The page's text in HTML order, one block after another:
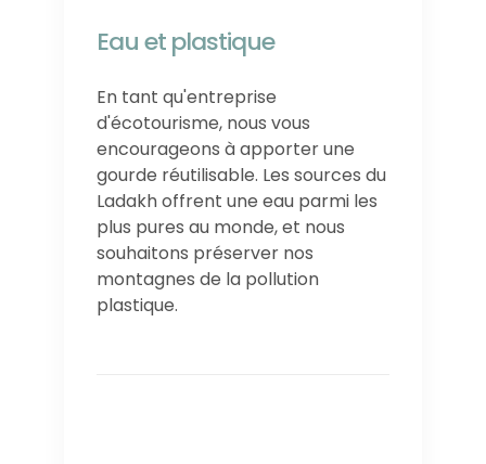
Eau et plastique
En tant qu'entreprise
d'écotourisme, nous vous
encourageons à apporter une
gourde réutilisable. Les sources du
Ladakh offrent une eau parmi les
plus pures au monde, et nous
souhaitons préserver nos
montagnes de la pollution
plastique.